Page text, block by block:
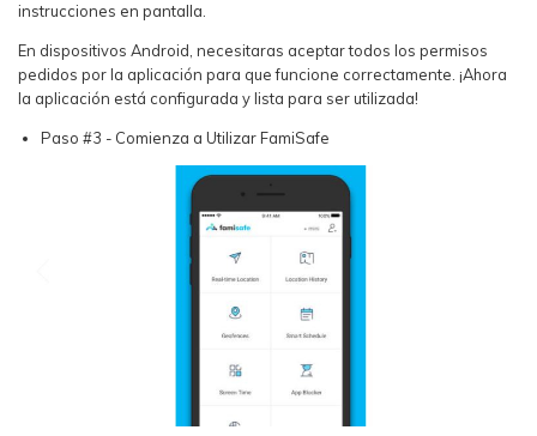
instrucciones en pantalla.
En dispositivos Android, necesitaras aceptar todos los permisos
pedidos por la aplicación para que funcione correctamente. ¡Ahora
la aplicación está configurada y lista para ser utilizada!
Paso #3 - Comienza a Utilizar FamiSafe